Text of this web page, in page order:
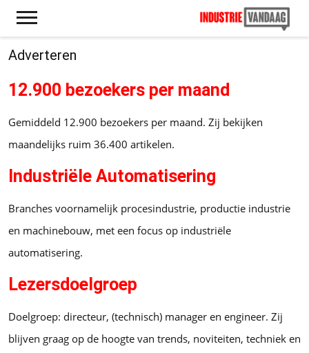
Adverteren
12.900 bezoekers per maand
Gemiddeld 12.900 bezoekers per maand. Zij bekijken
maandelijks ruim 36.400 artikelen.
Industriële Automatisering
Branches voornamelijk procesindustrie, productie industrie
en machinebouw, met een focus op industriële
automatisering.
Lezersdoelgroep
Doelgroep: directeur, (technisch) manager en engineer. Zij
blijven graag op de hoogte van trends, noviteiten, techniek en